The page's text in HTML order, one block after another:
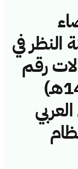
النظر في
رقم
(4374499/ق/1443هـ)